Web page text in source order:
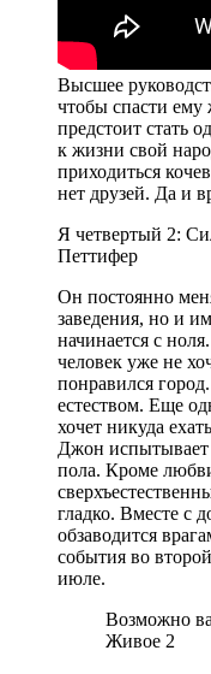
Высшее
чтобы спасти
предстоит стать
к жизни свой
приходиться
нет друзей. Да и
Я четвертый 2:
Петтифер
Он постоянно
заведения, но и
начинается с
человек уже не
понравился
естеством. Еще
хочет никуда
Джон испытывает
пола. Кроме
гладко. Вместе с
обзаводится
события во
июле.
Возможно
Живое 2